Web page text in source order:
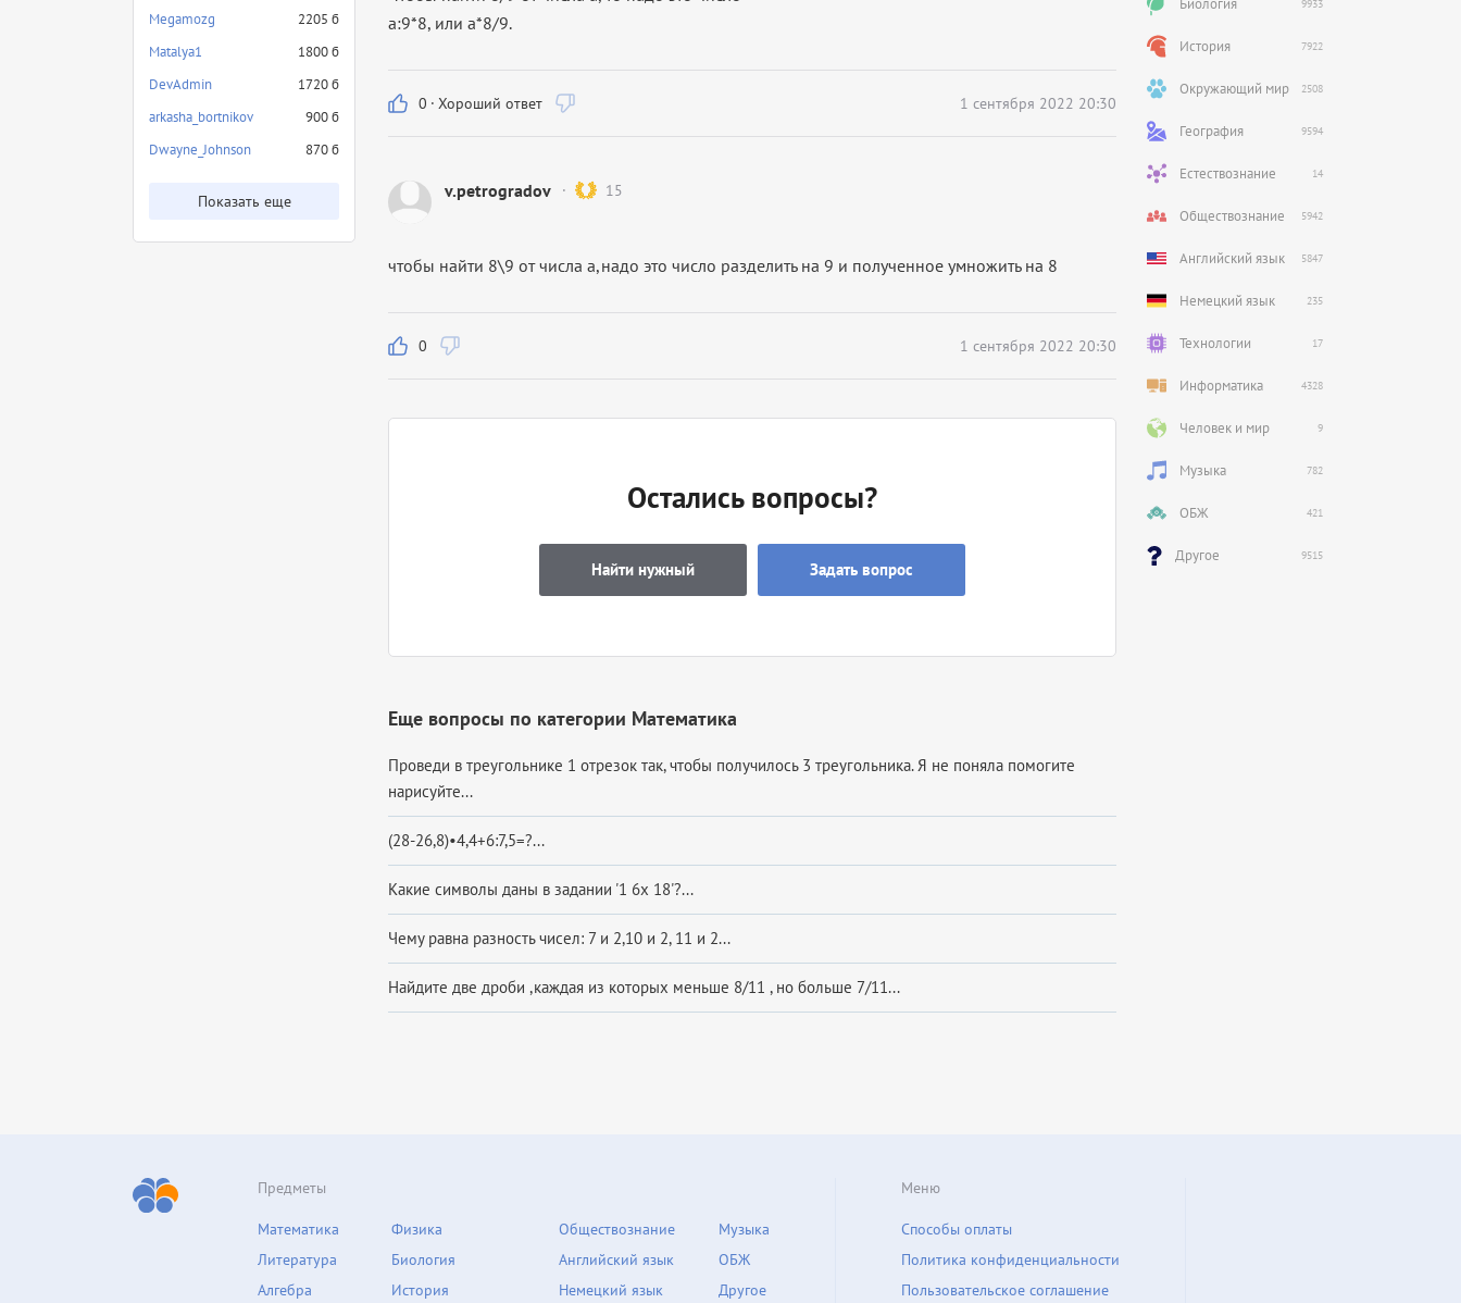
Megamozg
2205 б
Matalya1
1800 б
DevAdmin
1720 б
arkasha_bortnikov
900 б
Dwayne_Johnson
870 б
Показать еще
а:9*8, или а*8/9.
0 · Хороший ответ 1 сентября 2022 20:30
v.petrogradov 15
чтобы найти 8\9 от числа а,надо это число разделить на 9 и полученное умножить на 8
0 1 сентября 2022 20:30
Остались вопросы?
Найти нужный Задать вопрос
Еще вопросы по категории Математика
Проведи в треугольнике 1 отрезок так, чтобы получилось 3 треугольника. Я не поняла помогите
нарисуйте...
(28-26,8)•4,4+6:7,5=?...
Какие символы даны в задании '1 6x 18'?...
Чему равна разность чисел: 7 и 2,10 и 2, 11 и 2...
Найдите две дроби ,каждая из которых меньше 8/11 , но больше 7/11...
Биология 9933
История 7922
Окружающий мир 2508
География 9594
Естествознание 14
Обществознание 5942
Английский язык 5847
Немецкий язык 235
Технологии 17
Информатика 4328
Человек и мир 9
Музыка 782
ОБЖ 421
Другое 9515
Предметы
Математика
Литература
Алгебра
Физика
Биология
История
Обществознание
Английский язык
Немецкий язык
Музыка
ОБЖ
Другое
Меню
Способы оплаты
Политика конфиденциальности
Пользовательское соглашение